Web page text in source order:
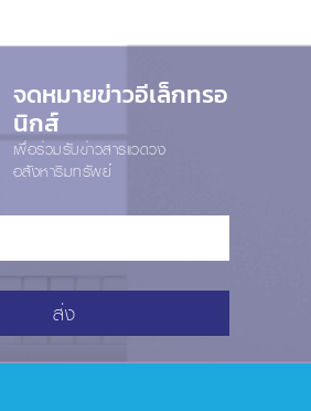
จดหมายข่าวอีเล็กทรอ
นิกส์
เพื่อร่วมรับข่าวสารแวดวง
อสังหาริมทรัพย์
ส่ง